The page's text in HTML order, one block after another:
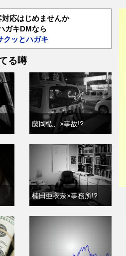
対応はじめませんか
ガキDMなら
クッとハガキ
る噂
藤岡弘、×事故!?
楠田亜衣奈×事務所!?